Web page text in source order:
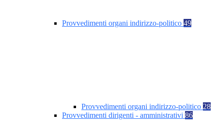
Provvedimenti organi indirizzo-politico 49
Provvedimenti organi indirizzo-politico 28
Provvedimenti dirigenti - amministrativi 86